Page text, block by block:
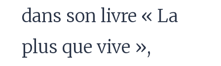
dans son livre « La
plus que vive »,